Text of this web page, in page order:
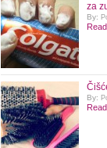
za
By:
By: